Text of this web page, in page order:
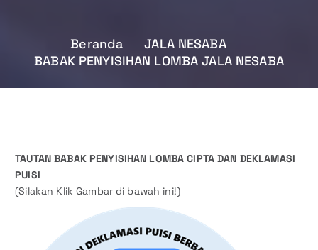
Beranda
JALA NESABA
BABAK PENYISIHAN LOMBA JALA NESABA
TAUTAN BABAK PENYISIHAN LOMBA CIPTA DAN DEKLAMASI
PUISI
(Silakan Klik Gambar di bawah ini!)